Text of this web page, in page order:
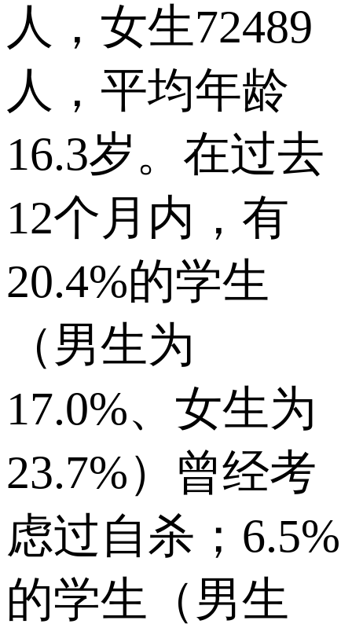
人，女生72489
人，平均年龄
16.3岁。在过去
12个月内，有
20.4%的学生
（男生为
17.0%、女生为
23.7%）曾经考
虑过自杀；6.5%
的学生（男生